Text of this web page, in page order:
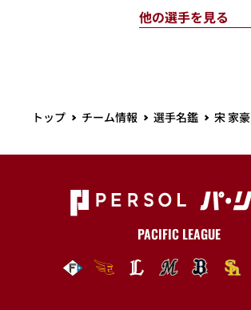
トップ チーム情報 選手名鑑 宋 家豪
PACIFIC LEAGUE